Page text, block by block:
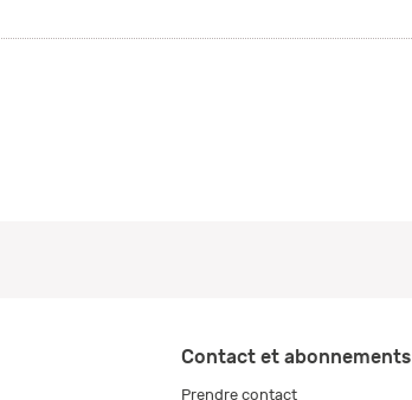
Contact et abonnements
Prendre contact